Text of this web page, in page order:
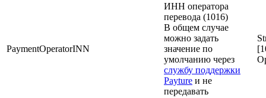
PaymentOperatorINN
ИНН оператора
перевода (1016)
В общем случае
можно задать
значение по
умолчанию через
службу поддержки
Payture и не
передавать